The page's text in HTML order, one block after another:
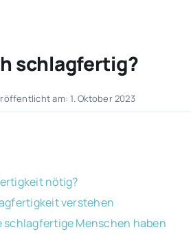
schlagfertig?
am: 1. Oktober 2023
nötig?
verstehen
schlagfertige Menschen haben